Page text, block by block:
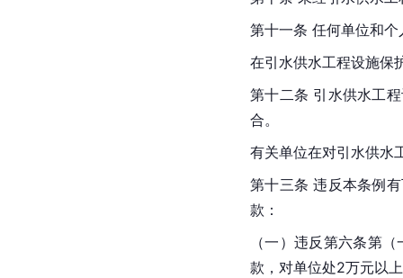
第十一条 任何单位和
在引水供水工程设施保
第十二条 引水供水工
合。
有关单位在对引水供水
第十三条 违反本条例
款：
（一）违反第六条第
款，对单位处2万元以